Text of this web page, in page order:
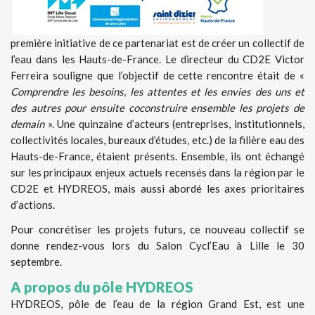
première initiative de ce partenariat est de créer un collectif de
l’eau dans les Hauts-de-France. Le directeur du CD2E Victor
Ferreira souligne que l’objectif de cette rencontre était de «
Comprendre les besoins, les attentes et les envies des uns et
des autres pour ensuite coconstruire ensemble les projets de
demain». Une quinzaine d’acteurs (entreprises, institutionnels,
collectivités locales, bureaux d’études, etc.) de la filière eau des
Hauts-de-France, étaient présents. Ensemble, ils ont échangé
sur les principaux enjeux actuels recensés dans la région par le
CD2E et HYDREOS, mais aussi abordé les axes prioritaires
d’actions.
Pour concrétiser les projets futurs, ce nouveau collectif se
donne rendez-vous lors du Salon Cycl’Eau à Lille le 30
septembre.
A propos du pôle HYDREOS
HYDREOS, pôle de l’eau de la région Grand Est, est une